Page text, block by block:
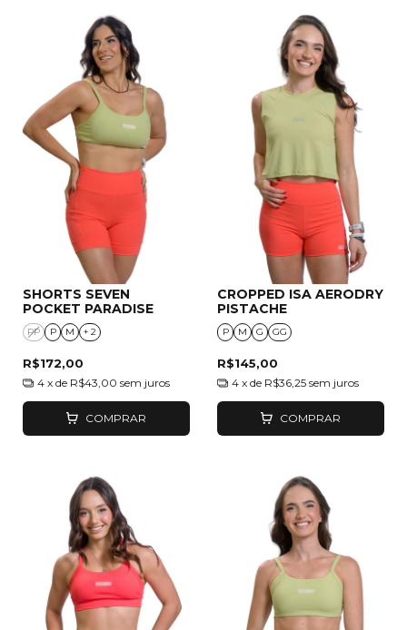
SHORTS SEVEN
POCKET PARADISE
PP P M + 2
R$172,00
4 x de R$43,00 sem juros
COMPRAR
CROPPED ISA AERODRY
PISTACHE
P M G GG
R$145,00
4 x de R$36,25 sem juros
COMPRAR